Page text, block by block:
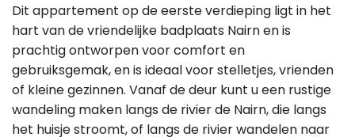
Dit appartement op de eerste verdieping ligt in het
hart van de vriendelijke badplaats Nairn en is
prachtig ontworpen voor comfort en
gebruiksgemak, en is ideaal voor stelletjes, vrienden
of kleine gezinnen. Vanaf de deur kunt u een rustige
wandeling maken langs de rivier de Nairn, die langs
het huisje stroomt, of langs de rivier wandelen naar